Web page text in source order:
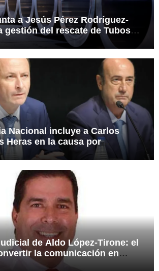
a Jesús Pérez Rodríguez-
gestión del rescate de Tubos
Nacional incluye a Carlos
Heras en la causa por
en el rescate de
a Tubos Reunidos
de Aldo López-Tirone: el
la comunicación en